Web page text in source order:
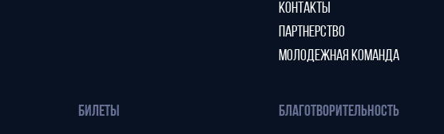
КОНТАКТЫ
ПАРТНЕРСТВО
МОЛОДЕЖНАЯ КОМАНДА
БИЛЕТЫ
БЛАГОТВОРИТЕЛЬНОСТЬ